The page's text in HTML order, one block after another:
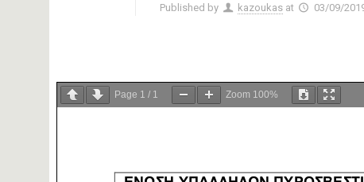
Published by kazoukas at 03/09/
Page 1 / 1 Zoom 100%